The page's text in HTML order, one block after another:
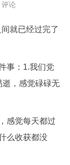
评论
就已经过完了
事：1.我们党
逝，感觉碌碌无
感觉每天都过
么收获都没